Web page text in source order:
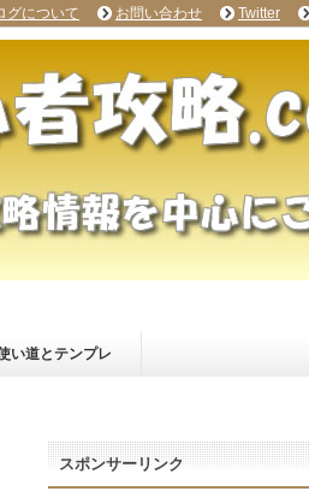
い道とテンプレ
スポンサーリンク
グについて お問い合わせ Twitter